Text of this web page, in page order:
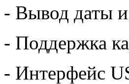
- Вывод даты
- Поддержка
- Интерфейс